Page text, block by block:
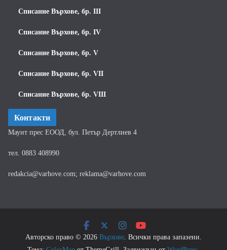
Списание Върхове, бр. III
Списание Върхове, бр. IV
Списание Върхове, бр. V
Списание Върхове, бр. VII
Списание Върхове, бр. VIII
Контакти
Маунт прес ЕООД, бул. Петър Дертлиев 4
тел. 0883 408990
redakcia@varhove.com; reklama@varhove.com
Авторско право © 2026 Върхове. Всички права запазени.